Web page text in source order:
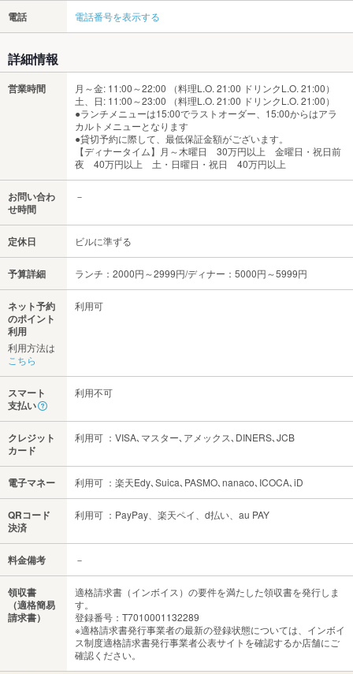
電話 電話番号を表示する
詳細情報
営業時間
月～金: 11:00～22:00 （料理L.O. 21:00 ドリンクL.O. 21:00）
土、日: 11:00～23:00 （料理L.O. 21:00 ドリンクL.O. 21:00）
●ランチメニューは15:00でラストオーダー、15:00からはアラ
カルトメニューとなります
●貸切予約に際して、最低保証金額がございます。
【ディナータイム】月～木曜日 30万円以上 金曜日・祝日前
夜 40万円以上 土・日曜日・祝日 40万円以上
お問い合わ
せ時間
－
定休日 ビルに準ずる
予算詳細 ランチ：2000円～2999円/ディナー：5000円～5999円
ネット予約
のポイント
利用
利用方法は
こちら
利用可
スマート
支払い
利用不可
クレジット
カード
利用可 ：VISA､マスター､アメックス､DINERS､JCB
電子マネー 利用可 ：楽天Edy､Suica､PASMO､nanaco､ICOCA､iD
QRコード
決済
利用可 ：PayPay、楽天ペイ、d払い、au PAY
料金備考 －
領収書
（適格簡易
請求書）
適格請求書（インボイス）の要件を満たした領収書を発行しま
す。
登録番号：T7010001132289
※適格請求書発行事業者の最新の登録状態については、インボイ
ス制度適格請求書発行事業者公表サイトを確認するか店舗にご
確認ください。